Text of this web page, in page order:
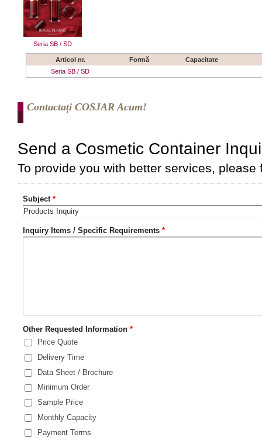
Seria SB / SD
Articol nr. Formă
Capacitate
Seria SB / SD
Contactați COSJAR Acum!